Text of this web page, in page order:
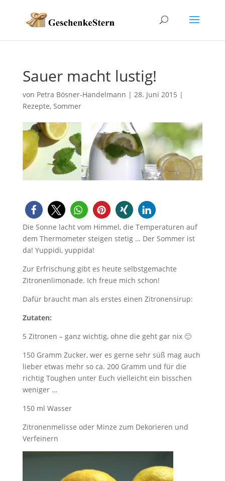
Sauer macht lustig!
von Petra Bösner-Handelmann | 28. Juni 2015 |
Rezepte, Sommer
Die Sonne lacht vom Himmel, die Temperaturen auf
dem Thermometer steigen stetig … Der Sommer ist
da! Yuppidi, yuppida!
Zur Erfrischung gibt es heute selbstgemachte
Zitronenlimonade. Ich freue mich schon!
Dafür braucht man als erstes einen Zitronensirup:
Zutaten:
5 Zitronen – ganz wichtig, ohne die geht gar nix 🙂
150 Gramm Zucker, wer es gerne sehr süß mag auch
lieber etwas mehr so ca. 200 Gramm und für die
richtig Toughen unter Euch vielleicht ein bisschen
weniger …
150 ml Wasser
Zitronenmelisse oder Minze zum Dekorieren und
Verfeinern